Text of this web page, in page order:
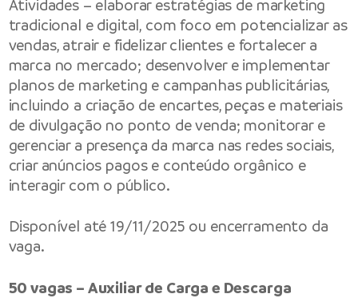
Atividades – elaborar estratégias de marketing
tradicional e digital, com foco em potencializar as
vendas, atrair e fidelizar clientes e fortalecer a
marca no mercado; desenvolver e implementar
planos de marketing e campanhas publicitárias,
incluindo a criação de encartes, peças e materiais
de divulgação no ponto de venda; monitorar e
gerenciar a presença da marca nas redes sociais,
criar anúncios pagos e conteúdo orgânico e
interagir com o público.
Disponível até 19/11/2025 ou encerramento da
vaga.
50 vagas – Auxiliar de Carga e Descarga